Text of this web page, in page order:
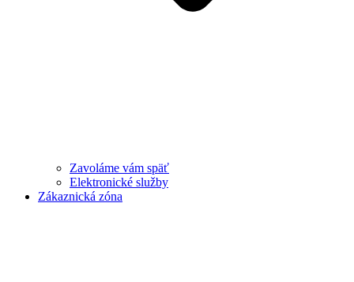
Zavoláme vám späť
Elektronické služby
Zákaznická zóna